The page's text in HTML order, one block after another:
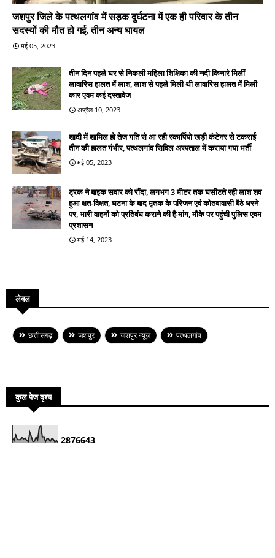
जशपुर जिले के पत्थलगांव में सड़क दुर्घटना में एक ही परिवार के तीन
सदस्यों की मौत हो गई, तीन अन्य घायल
मई 05, 2023
तीन दिन पहले घर से निकली महिला शिक्षिका की नदी किनारे मिलीं
लावारिस हालत में लाश, लाश से पहले मिली थी लावारिस हालत में मिली
कार एवम कई दस्तावेज
अप्रैल 10, 2023
शादी में शामिल हो तेज गति से आ रही स्कार्पियो खड़ी कंटेनर से टकराई
तीन की हालत गंभीर, पत्थलगांव सिविल अस्पताल में कराया गया भर्ती
मई 05, 2023
ट्रक ने बाइक सवार को रौंदा, लगभग 3 मीटर तक घसीटते रही लाश शव
हुआ क्षत-विक्षत, घटना के बाद मृतक के परिजन एवं कोतबावासी बैठे धरने
पर, भारी वाहनों को प्रतिबंध कराने की है मांग, मौके पर पहुंची पुलिस एवम
प्रशासन
मई 14, 2023
लेबल
छत्तीसगढ़ जशपुर जशपुर न्यूज़ पत्थलगांव
कुल पेज दृश्य
2876643